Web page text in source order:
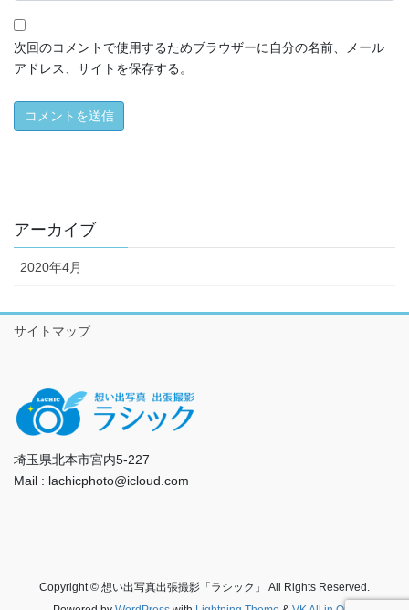
次回のコメントで使用するためブラウザーに自分の名前、メール
アドレス、サイトを保存する。
アーカイブ
2020年4月
サイトマップ
埼玉県北本市宮内5-227
Mail : lachicphoto@icloud.com
Copyright © 想い出写真出張撮影「ラシック」 All Rights Reserved.